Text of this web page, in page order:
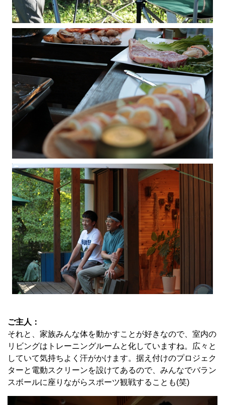
ご主人：
それと、家族みんな体を動かすことが好きなので、室内の
リビングはトレーニングルームと化していますね。広々と
していて気持ちよく汗がかけます。据え付けのプロジェク
ターと電動スクリーンを設けてあるので、みんなでバラン
スボールに座りながらスポーツ観戦することも(笑)